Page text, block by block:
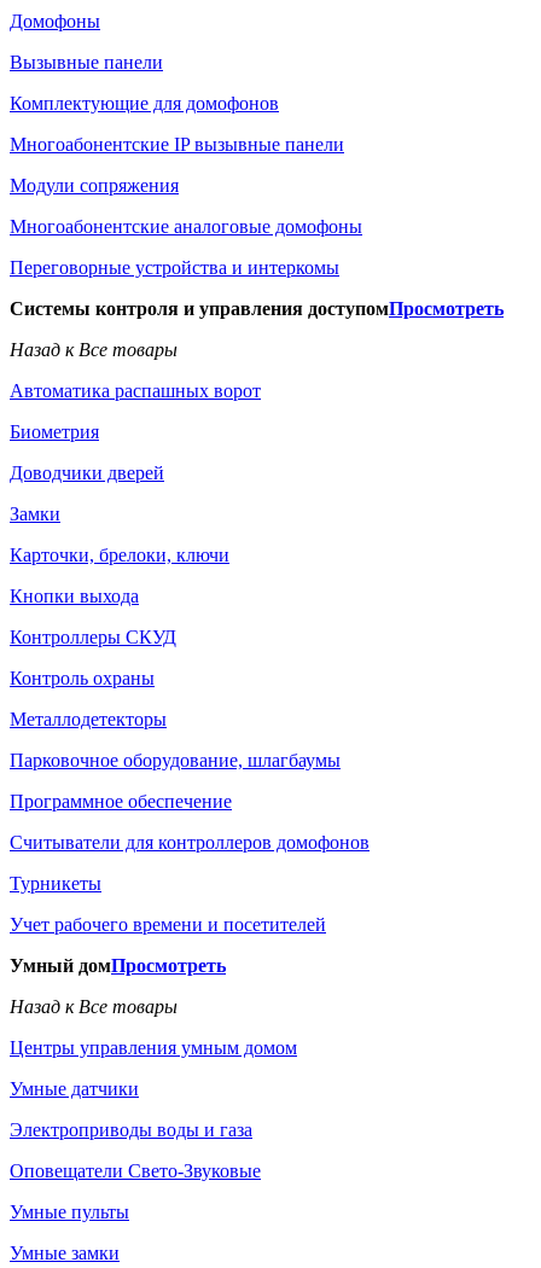
Домофоны
Вызывные панели
Комплектующие для домофонов
Многоабонентские IP вызывные панели
Модули сопряжения
Многоабонентские аналоговые домофоны
Переговорные устройства и интеркомы
Системы контроля и управления доступомПросмотреть
Назад к Все товары
Автоматика распашных ворот
Биометрия
Доводчики дверей
Замки
Карточки, брелоки, ключи
Кнопки выхода
Контроллеры СКУД
Контроль охраны
Металлодетекторы
Парковочное оборудование, шлагбаумы
Программное обеспечение
Считыватели для контроллеров домофонов
Турникеты
Учет рабочего времени и посетителей
Умный домПросмотреть
Назад к Все товары
Центры управления умным домом
Умные датчики
Электроприводы воды и газа
Оповещатели Свето-Звуковые
Умные пульты
Умные замки